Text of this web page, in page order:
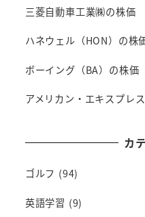
三菱自動車工業㈱の株価
ハネウェル（HON）の株
ボーイング（BA）の株価
アメリカン・エキスプレ
カ
ゴルフ (94)
英語学習 (9)